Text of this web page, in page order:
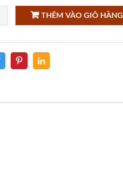
THÊM VÀO GIỎ HÀNG